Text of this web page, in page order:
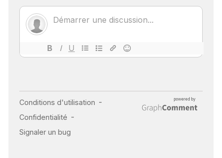
ÉCHO : DES IMAGES
POUR TOUTES LES
18 juil 2022
INSUFFISANCE
CARDIAQUE : LES